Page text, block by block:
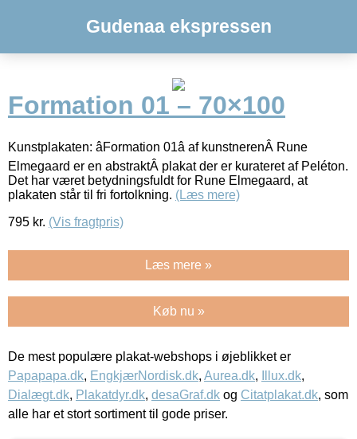
Gudenaa ekspressen
Formation 01 – 70×100
Kunstplakaten: âFormation 01â af kunstnerenÂ Rune
Elmegaard er en abstraktÂ plakat der er kurateret af Peléton.
Det har været betydningsfuldt for Rune Elmegaard, at
plakaten står til fri fortolkning. (Læs mere)
795 kr. (Vis fragtpris)
Læs mere »
Køb nu »
De mest populære plakat-webshops i øjeblikket er
Papapapa.dk, EngkjærNordisk.dk, Aurea.dk, Illux.dk,
Dialægt.dk, Plakatdyr.dk, desaGraf.dk og Citatplakat.dk, som
alle har et stort sortiment til gode priser.